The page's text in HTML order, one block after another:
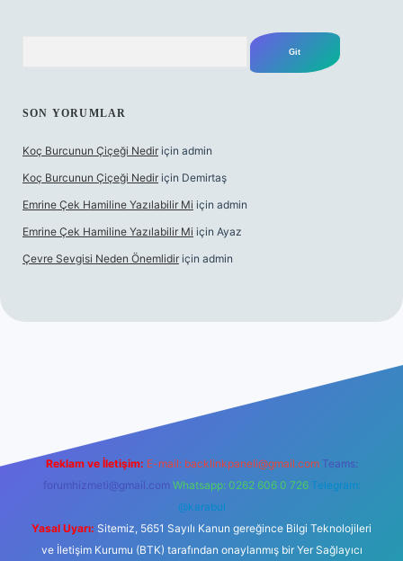
SON YORUMLAR
Koç Burcunun Çiçeği Nedir için admin
Koç Burcunun Çiçeği Nedir için Demirtaş
Emrine Çek Hamiline Yazılabilir Mi için admin
Emrine Çek Hamiline Yazılabilir Mi için Ayaz
Çevre Sevgisi Neden Önemlidir için admin
Reklam ve İletişim: E-mail: backlinkpaneli@gmail.com Teams:
forumhizmeti@gmail.com Whatsapp: 0262 606 0 726 Telegram:
@karabul
Yasal Uyarı: Sitemiz, 5651 Sayılı Kanun gereğince Bilgi Teknolojileri
ve İletişim Kurumu (BTK) tarafından onaylanmış bir Yer Sağlayıcı